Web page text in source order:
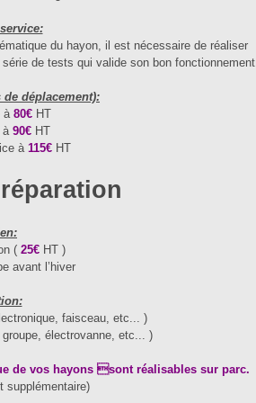
du hayon, il est nécessaire de réaliser
de tests qui valide son bon fonctionnement.
de déplacement):
à 80€HT
à 90€HT
à 115€HT
( 25€ HT )
avant l’hiver
faisceau, etc... )
électrovanne, etc... )
de vos hayons sont réalisables sur parc.
supplémentaire)